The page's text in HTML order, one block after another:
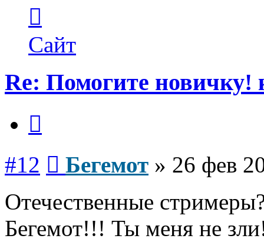
пользователя
Бегемот
Сайт
Re: Помогите новичку!
#12 Бегемот » 26 фев
Отечественные
Бегемот!!! Ты меня не